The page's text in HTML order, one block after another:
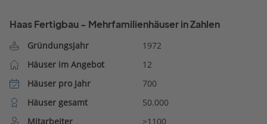
Haas Fertigbau - Mehrfamilienhäuser in Zahlen
Gründungsjahr
1972
Häuser im Angebot
12
Häuser pro Jahr
700
Häuser gesamt
50.000
Mitarbeiter
>1100